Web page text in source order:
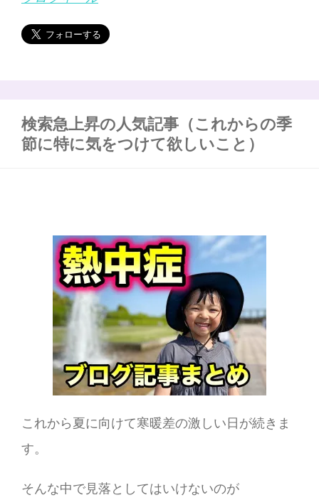
検索急上昇の人気記事（これからの季
節に特に気をつけて欲しいこと）
これから夏に向けて寒暖差の激しい日が続きま
す。
そんな中で見落としてはいけないのが